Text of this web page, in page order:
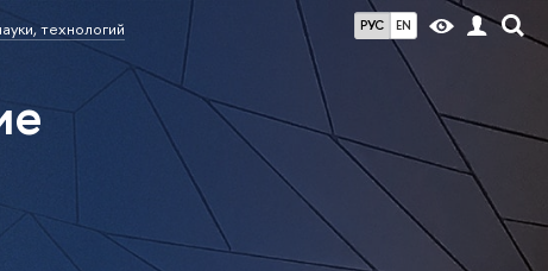
РУС EN
технологий